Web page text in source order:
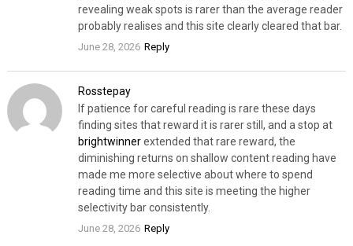
revealing weak spots is rarer than the average reader
probably realises and this site clearly cleared that bar.
June 28, 2026 Reply
Rosstepay
If patience for careful reading is rare these days
finding sites that reward it is rarer still, and a stop at
brightwinnerextended that rare reward, the
diminishing returns on shallow content reading have
made me more selective about where to spend
reading time and this site is meeting the higher
selectivity bar consistently.
June 28, 2026 Reply